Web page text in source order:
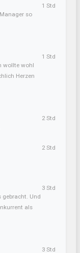
so
1 Std
wollte wohl
Herzen
1 Std
2 Std
2 Std
gebracht. Und
als
3 Std
3 Std